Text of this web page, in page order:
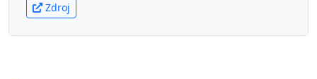
Zdroj